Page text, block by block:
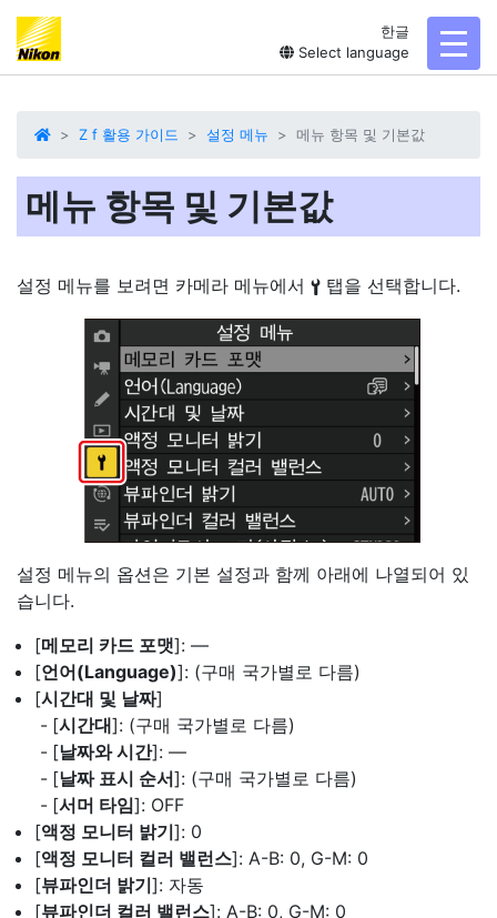
한글
Select language
Z f 활용 가이드 설정 메뉴 메뉴 항목 및 기본값
메뉴 항목 및 기본값
설정 메뉴를 보려면 카메라 메뉴에서 B 탭을 선택합니다.
설정 메뉴의 옵션은 기본 설정과 함께 아래에 나열되어 있
습니다.
[메모리 카드 포맷]: —
[언어(Language)]: (구매 국가별로 다름)
[시간대 및 날짜]
[시간대]: (구매 국가별로 다름)
[날짜와 시간]: —
[날짜 표시 순서]: (구매 국가별로 다름)
[서머 타임]: OFF
[액정 모니터 밝기]: 0
[액정 모니터 컬러 밸런스]: A-B: 0, G-M: 0
[뷰파인더 밝기]: 자동
[뷰파인더 컬러 밸런스]: A-B: 0, G-M: 0